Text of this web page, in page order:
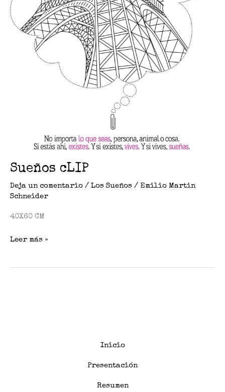
Sueños cLIP
Deja un comentario / Los Sueños / Emilio Martin
Schneider
40X60 CM
Leer más »
Inicio
Presentación
Resumen